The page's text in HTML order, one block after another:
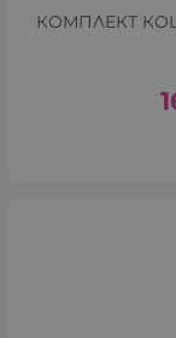
КОМПЛЕКТ